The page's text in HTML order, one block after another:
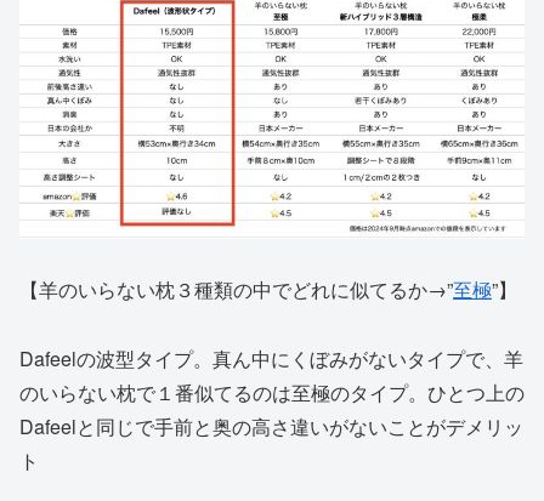
【羊のいらない枕３種類の中でどれに似てるか→”至極”】
Dafeelの波型タイプ。真ん中にくぼみがないタイプで、羊
のいらない枕で１番似てるのは至極のタイプ。ひとつ上の
Dafeelと同じで手前と奥の高さ違いがないことがデメリッ
ト